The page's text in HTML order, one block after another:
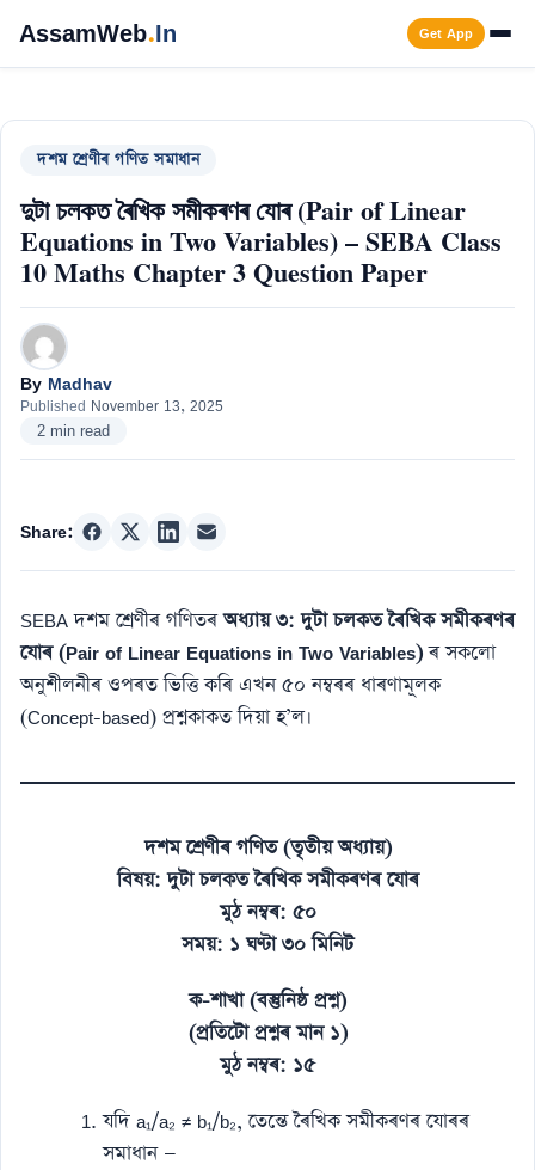
content
AssamWeb.In Get App
দশম শ্ৰেণীৰ গণিত সমাধান
দুটা চলকত ৰৈখিক সমীকৰণৰ যোৰ (Pair of Linear
Equations in Two Variables) – SEBA Class
10 Maths Chapter 3 Question Paper
By Madhav
Published November 13, 2025
2 min read
Share:
SEBA দশম শ্ৰেণীৰ গণিতৰঅধ্যায় ৩: দুটা চলকত ৰৈখিক সমীকৰণৰ
যোৰ (Pair of Linear Equations in Two Variables)ৰ সকলো
অনুশীলনীৰ ওপৰত ভিত্তি কৰি এখন ৫০ নম্বৰৰ ধাৰণামূলক
(Concept-based) প্ৰশ্নকাকত দিয়া হ’ল।
দশম শ্ৰেণীৰ গণিত (তৃতীয় অধ্যায়)
বিষয়: দুটা চলকত ৰৈখিক সমীকৰণৰ যোৰ
মুঠ নম্বৰ: ৫০
সময়: ১ ঘণ্টা ৩০ মিনিট
ক-শাখা (বস্তুনিষ্ঠ প্ৰশ্ন)
(প্ৰতিটো প্ৰশ্নৰ মান ১)
মুঠ নম্বৰ: ১৫
যদি a₁/a₂ ≠ b₁/b₂, তেন্তে ৰৈখিক সমীকৰণৰ যোৰৰ
সমাধান —